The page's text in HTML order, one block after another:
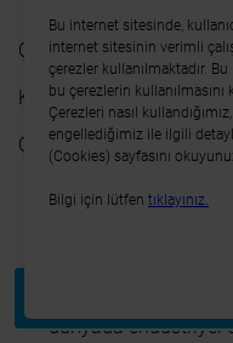
Çerez Politikası
Kişisel Verilerin
Çatışma
CODESYS,
dünyada endüstriyel
Bu internet sitesinde,
internet sitesinin verimli
çerezler kullanılmaktadır.
bu çerezlerin
Çerezleri nasıl
engellediğimiz ile ilgili
(Cookies) sayfasını
Bilgi için lütfen tıklayınız.